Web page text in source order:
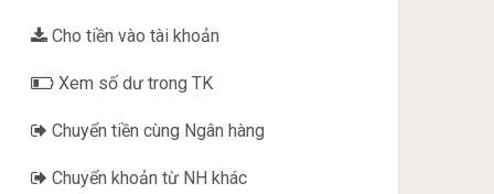
Cho tiền vào tài khoản
Xem số dư trong TK
Chuyển tiền cùng Ngân hàng
Chuyển khoản từ NH khác